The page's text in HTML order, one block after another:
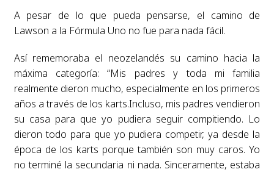
A pesar de lo que pueda pensarse, el camino de
Lawson a la Fórmula Uno no fue para nada fácil.
Así rememoraba el neozelandés su camino hacia la
máxima categoría: “Mis padres y toda mi familia
realmente dieron mucho, especialmente en los primeros
años a través de los karts.Incluso, mis padres vendieron
su casa para que yo pudiera seguir compitiendo. Lo
dieron todo para que yo pudiera competir, ya desde la
época de los karts porque también son muy caros. Yo
no terminé la secundaria ni nada. Sinceramente, estaba